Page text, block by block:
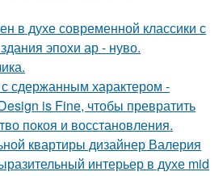
в духе современной классики с
эпохи ар - нуво.
сдержанным характером -
is Fine, чтобы превратить
покоя и восстановления.
квартиры дизайнер Валерия
интерьер в духе mid